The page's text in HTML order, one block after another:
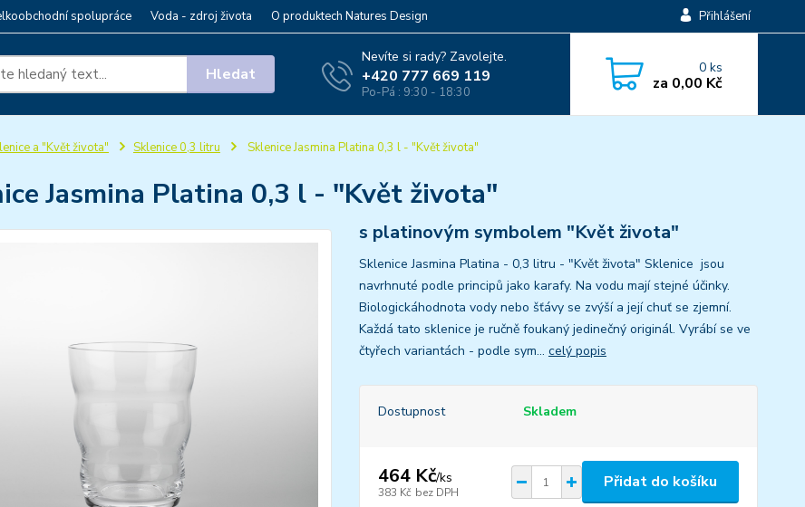
spolupráce Voda - zdroj života O produktech Natures Design Přihlášení
Hledat
Nevíte si rady? Zavolejte.
+420 777 669 119
Po-Pá : 9:30 - 18:30
0ks
za 0,00 Kč
a "Květ života" Sklenice 0,3 litru Sklenice Jasmina Platina 0,3 l - "Květ života"
Jasmina Platina 0,3 l - "Květ života"
s platinovým symbolem "Květ života"
Sklenice Jasmina Platina - 0,3 litru - "Květ života" Sklenice jsou
navrhnuté podle principů jako karafy. Na vodu mají stejné účinky.
Biologickáhodnota vody nebo šťávy se zvýší a její chuť se zjemní.
Každá tato sklenice je ručně foukaný jedinečný originál. Vyrábí se ve
čtyřech variantách - podle sym... celý popis
Dostupnost Skladem
464 Kč/ks
383 Kč bez DPH
Přidat do košíku